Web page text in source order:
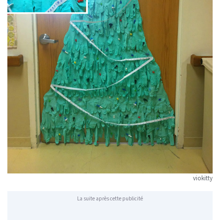
viokitty
La suite après cette publicité